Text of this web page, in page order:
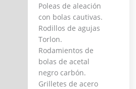
Poleas de aleación
con bolas cautivas.
Rodillos de agujas
Torlon.
Rodamientos de
bolas de acetal
negro carbón.
Grilletes de acero